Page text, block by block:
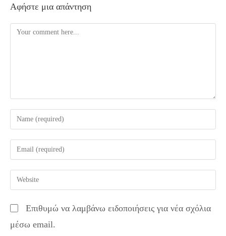
Αφήστε μια απάντηση
Comment
Enter
your
name
comment
Enter
your
email
address
comment
Enter
your
URL
(optional)
Επιθυμώ να λαμβάνω ειδοποιήσεις για νέα σχόλια
μέσω email.